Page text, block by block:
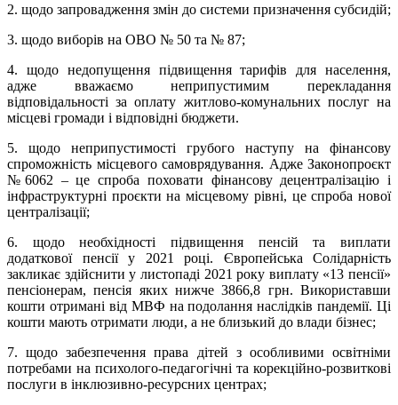
2. щодо запровадження змін до системи призначення субсидій;
3. щодо виборів на ОВО № 50 та № 87;
4. щодо недопущення підвищення тарифів для населення,
адже вважаємо неприпустимим перекладання
відповідальності за оплату житлово-комунальних послуг на
місцеві громади і відповідні бюджети.
5. щодо неприпустимості грубого наступу на фінансову
спроможність місцевого самоврядування. Адже Законопроєкт
№6062 – це спроба поховати фінансову децентралізацію і
інфраструктурні проєкти на місцевому рівні, це спроба нової
централізації;
6. щодо необхідності підвищення пенсій та виплати
додаткової пенсії у 2021 році. Європейська Солідарність
закликає здійснити у листопаді 2021 року виплату «13 пенсії»
пенсіонерам, пенсія яких нижче 3866,8 грн. Використавши
кошти отримані від МВФ на подолання наслідків пандемії. Ці
кошти мають отримати люди, а не близький до влади бізнес;
7. щодо забезпечення права дітей з особливими освітніми
потребами на психолого-педагогічні та корекційно-розвиткові
послуги в інклюзивно-ресурсних центрах;